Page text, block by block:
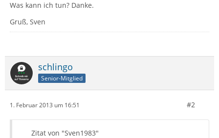
Was kann ich tun? Danke.
Gruß, Sven
schlingo
Senior-Mitglied
1. Februar 2013 um 16:51 #2
Zitat von "Sven1983"